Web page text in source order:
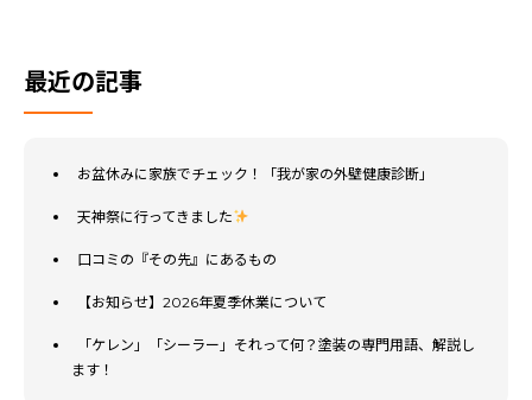
最近の記事
お盆休みに家族でチェック！「我が家の外壁健康診断」
天神祭に行ってきました
口コミの『その先』にあるもの
【お知らせ】2026年夏季休業について
「ケレン」「シーラー」それって何？塗装の専門用語、解説し
ます！